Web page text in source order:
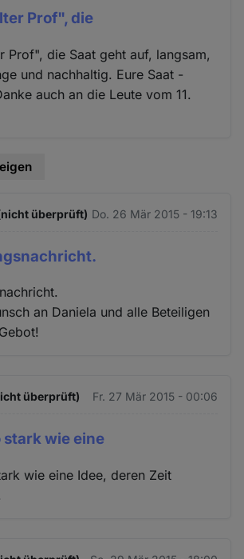
Prof", die
Prof", die Saat geht auf, langsam,
und nachhaltig. Eure Saat -
auch an die Leute vom 11.
überprüft) Do. 26 Mär 2015 - 19:13
an Daniela und alle Beteiligen
überprüft) Fr. 27 Mär 2015 - 00:06
stark wie eine
wie eine Idee, deren Zeit